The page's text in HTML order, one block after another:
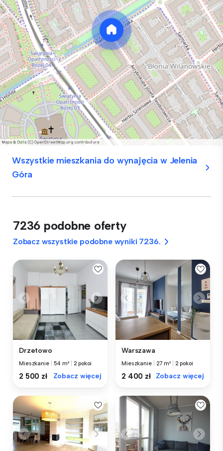
Wszystkie mieszkania do wynajęcia w Jelenia
Góra
7236 podobne oferty
Zobacz wszystkie podobne wyniki 7236.
Drzetowo
Mieszkanie 54 m² 2 pokoi
2 500 zł Zobacz więcej
Warszawa
Mieszkanie 27 m² 2 pokoi
2 400 zł Zobacz więcej